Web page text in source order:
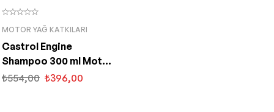
MOTOR YAĞ KATKILARI
Castrol Engine
Shampoo 300 ml Motor
İç Temizleyici
₺554,00 ₺396,00